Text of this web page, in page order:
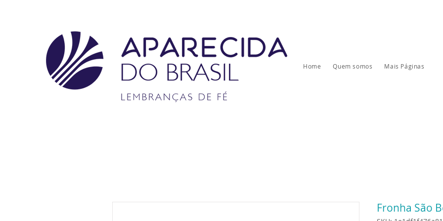
Home Quem somos Mais Páginas
Fronha São